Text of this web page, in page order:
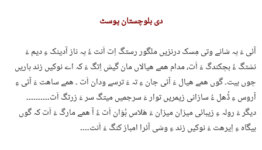
دی بلوچستان پوسٹ
آئی ءَ پہ شانے وتی مِسک درنزیں ملگور رستگ اِت اَنت ءُ پہ ناز آدینک ءِ دیم ءَ
نشتگ ءُ بچکندگ ءَ اَت، مدام ھمے ھیالاں مان گیش اِتگ ءَ کہ اے نوکیں زند باریں
چوں بیت۔ گوں ھمے ھیال ءَ آئی جان ءِ تہ ءَ ترسے ودان اَت ۔ ھمے ساھت ءَ آئی ءِ
آروس ءِ ڈُھل ءُ سازانی زیمریں توار ءَ سرجمیں میتگ سر ءَ زرتگ اَت۔۔۔۔۔۔۔۔۔۔
دیگر ءَ رولہ ءِ زیبائی میزان میزان ءَ ھَلاس بُوَان اَت ءُ آ ھمے مارگ ءَ اَت کہ گوں
بیگاہ ءِ اِیرھت ءَ نوکیں زند ءِ وشی آئرا امباز کنگ ءَ اَنت۔۔۔۔